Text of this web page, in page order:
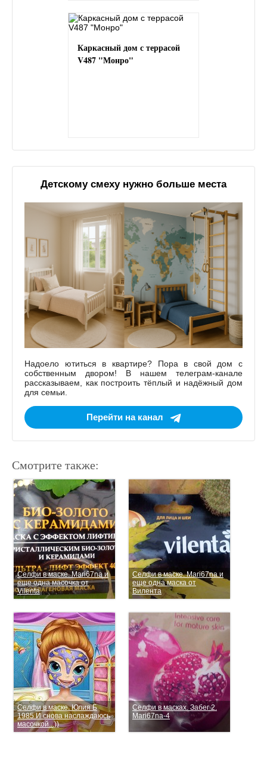
Каркасный дом с террасой
V487 "Монро"
Детскому смеху нужно больше места
Надоело ютиться в квартире? Пора в свой дом с
собственным двором! В нашем телеграм-канале
рассказываем, как построить тёплый и надёжный дом
для семьи.
Перейти на канал
Смотрите также:
Селфи в маске. Mari67na и
еще одна масочка от
Vilenta
Селфи в маске. Mari67na и
еще одна маска от
Вилента
Селфи в маске. Юлия Б
1985 И снова наслаждаюсь
масочкой...))
Селфи в масках. Забег 2.
Mari67na-4